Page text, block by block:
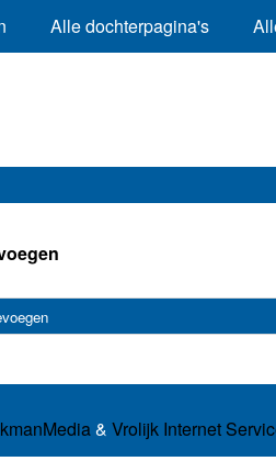
Alle dochterpagina's
& Vrolijk Internet